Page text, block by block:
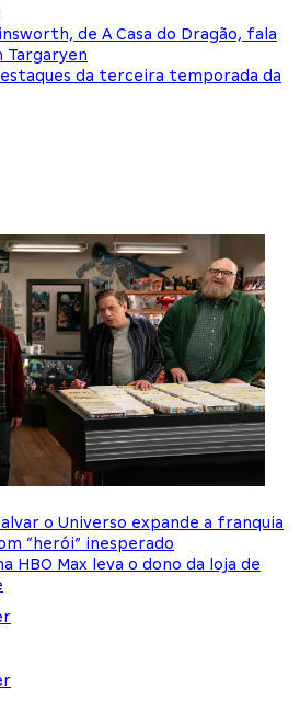
de A Casa do Dragão, fala
Targaryen
da terceira temporada da
o Universo expande a franquia
“herói” inesperado
HBO Max leva o dono da loja de